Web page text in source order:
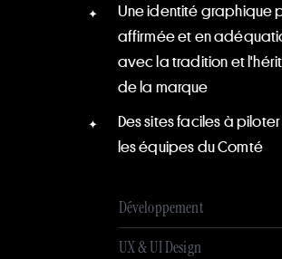
Une identité graphique
affirmée et en
avec la tradition et
de la marque
Des sites faciles à
les équipes du Comté
Développement
UX & UI Design